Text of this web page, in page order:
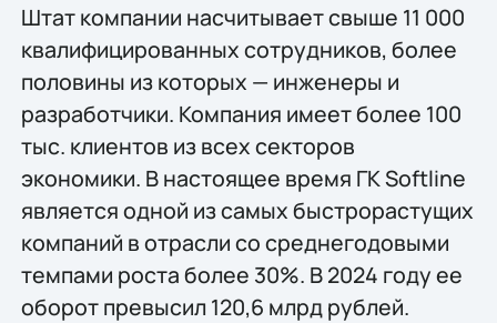
Штат компании насчитывает свыше 11 000
квалифицированных сотрудников, более
половины из которых — инженеры и
разработчики. Компания имеет более 100
тыс. клиентов из всех секторов
экономики. В настоящее время ГК Softline
является одной из самых быстрорастущих
компаний в отрасли со среднегодовыми
темпами роста более 30%. В 2024 году ее
оборот превысил 120,6 млрд рублей.